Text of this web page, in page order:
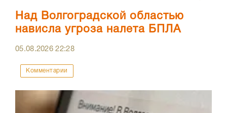
Над Волгоградской областью
нависла угроза налета БПЛА
05.08.202622:28
Комментарии